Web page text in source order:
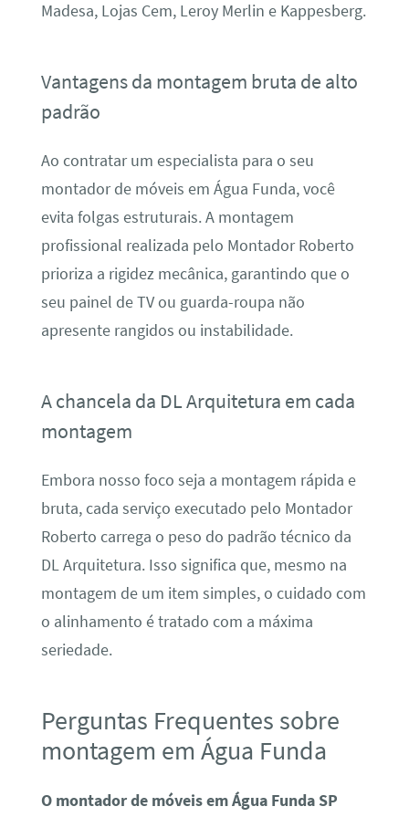
Madesa, Lojas Cem, Leroy Merlin e Kappesberg.
Vantagens da montagem bruta de alto
padrão
Ao contratar um especialista para o seu
montador de móveis em Água Funda, você
evita folgas estruturais. A montagem
profissional realizada pelo Montador Roberto
prioriza a rigidez mecânica, garantindo que o
seu painel de TV ou guarda-roupa não
apresente rangidos ou instabilidade.
A chancela da DL Arquitetura em cada
montagem
Embora nosso foco seja a montagem rápida e
bruta, cada serviço executado pelo Montador
Roberto carrega o peso do padrão técnico da
DL Arquitetura. Isso significa que, mesmo na
montagem de um item simples, o cuidado com
o alinhamento é tratado com a máxima
seriedade.
Perguntas Frequentes sobre
montagem em Água Funda
O montador de móveis em Água Funda SP